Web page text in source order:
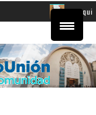
El equipo